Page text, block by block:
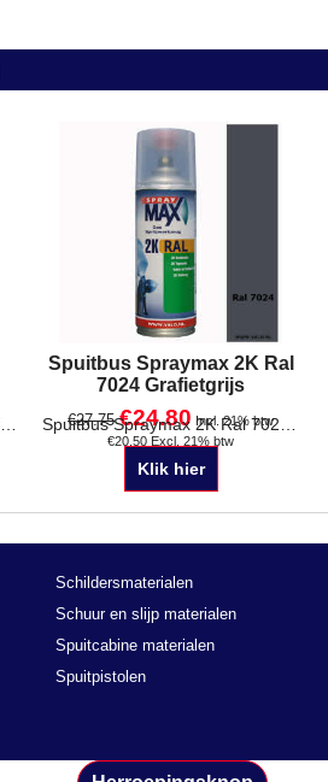
Spuitbus Spraymax 2K Ral
7024 Grafietgrijs
€27.75 €24.80 Incl. 21% btw
€20.50 Excl. 21% btw
Klik hier
Schildersmaterialen
Schuur en slijp materialen